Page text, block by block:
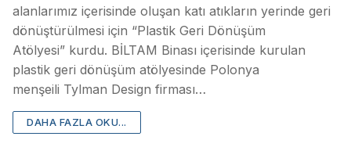
alanlarımız içerisinde oluşan katı atıkların yerinde geri
dönüştürülmesi için “Plastik Geri Dönüşüm
Atölyesi” kurdu. BİLTAM Binası içerisinde kurulan
plastik geri dönüşüm atölyesinde Polonya
menşeili Tylman Design firması…
DAHA FAZLA OKU...